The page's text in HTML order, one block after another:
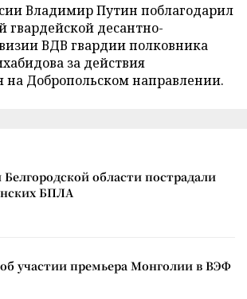
Владимир Путин поблагодарил
гвардейской десантно-
ВДВ гвардии полковника
за действия
на Добропольском направлении.
области пострадали
БПЛА
участии премьера Монголии в ВЭФ